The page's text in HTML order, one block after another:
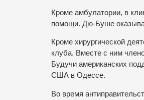
Кроме амбулатории, в
помощи. Дю-Буше
Кроме хирургической
клуба. Вместе с ним
Будучи американских
США в Одессе.
Во время